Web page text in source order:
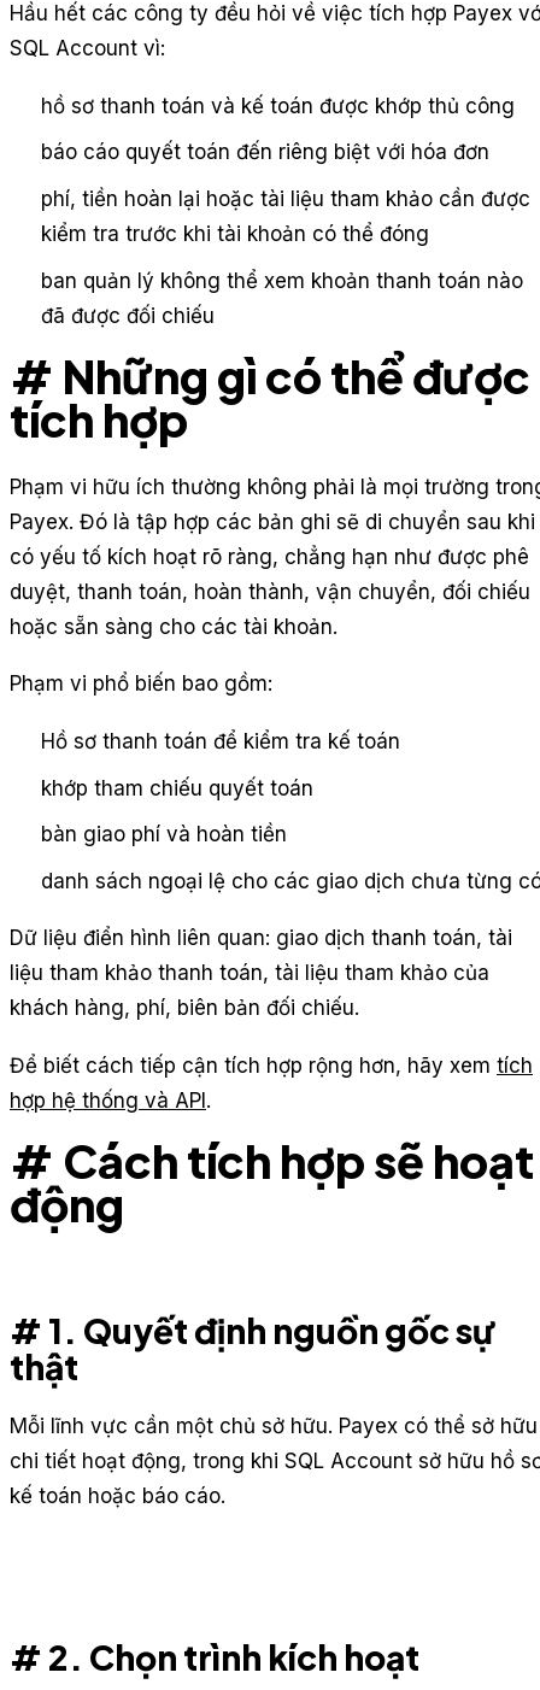
Hầu hết các công ty đều hỏi về việc tích hợp Payex
SQL Account vì:
hồ sơ thanh toán và kế toán được khớp thủ công
báo cáo quyết toán đến riêng biệt với hóa đơn
phí, tiền hoàn lại hoặc tài liệu tham khảo cần được
kiểm tra trước khi tài khoản có thể đóng
ban quản lý không thể xem khoản thanh toán nào
đã được đối chiếu
# Những gì có thể được
tích hợp
Phạm vi hữu ích thường không phải là mọi trường
Payex. Đó là tập hợp các bản ghi sẽ di chuyển sau khi
có yếu tố kích hoạt rõ ràng, chẳng hạn như được phê
duyệt, thanh toán, hoàn thành, vận chuyển, đối chiếu
hoặc sẵn sàng cho các tài khoản.
Phạm vi phổ biến bao gồm:
Hồ sơ thanh toán để kiểm tra kế toán
khớp tham chiếu quyết toán
bàn giao phí và hoàn tiền
danh sách ngoại lệ cho các giao dịch chưa từng
Dữ liệu điển hình liên quan: giao dịch thanh toán, tài
liệu tham khảo thanh toán, tài liệu tham khảo của
khách hàng, phí, biên bản đối chiếu.
Để biết cách tiếp cận tích hợp rộng hơn, hãy xem tích
hợp hệ thống và API .
# Cách tích hợp sẽ hoạt
động
# 1. Quyết định nguồn gốc sự
thật
Mỗi lĩnh vực cần một chủ sở hữu. Payex có thể sở hữu
chi tiết hoạt động, trong khi SQL Account sở hữu hồ
kế toán hoặc báo cáo.
# 2. Chọn trình kích hoạt